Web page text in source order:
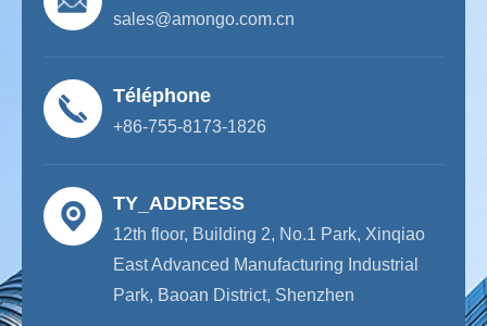
sales@amongo.com.cn
Téléphone
+86-755-8173-1826
TY_ADDRESS
12th floor, Building 2, No.1 Park, Xinqiao
East Advanced Manufacturing Industrial
Park, Baoan District, Shenzhen